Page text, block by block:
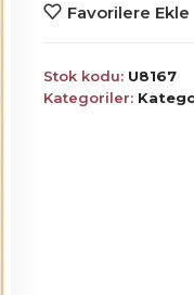
Favorilere Ekle
Stok kodu: U8167
Kategoriler: